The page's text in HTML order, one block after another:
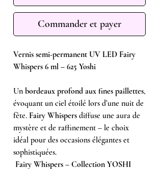
Commander et payer
Vernis semi-permanent UV LED Fairy
Whispers 6 ml – 625 Yoshi
Un bordeaux profond aux fines paillettes,
évoquant un ciel étoilé lors d’une nuit de
fête. Fairy Whispers diffuse une aura de
mystère et de raffinement – le choix
idéal pour des occasions élégantes et
sophistiquées.
Fairy Whispers – Collection YOSHI